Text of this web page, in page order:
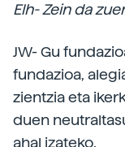
Elh- Zein da
JW- Gu
fundazioa,
zientzia eta
duen
ahal izateko.